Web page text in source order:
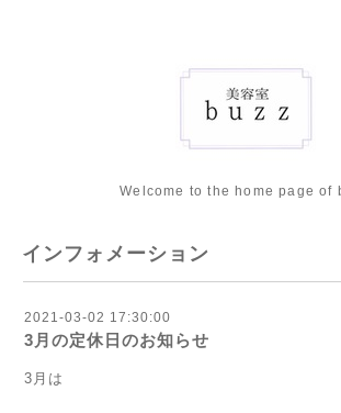
Welcome to the home page of
インフォメーション
2021-03-02 17:30:00
3月の定休日のお知らせ
3月は